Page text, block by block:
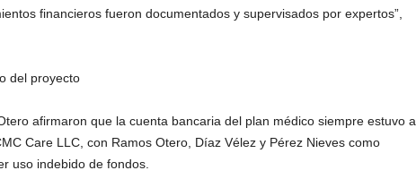
financieros fueron documentados y supervisados por expertos”,
del proyecto
afirmaron que la cuenta bancaria del plan médico siempre estuvo a
Care LLC, con Ramos Otero, Díaz Vélez y Pérez Nieves como
uso indebido de fondos.